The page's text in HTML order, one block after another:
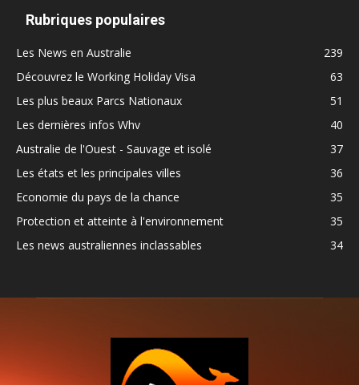
Rubriques populaires
Les News en Australie
239
Découvrez le Working Holiday Visa
63
Les plus beaux Parcs Nationaux
51
Les dernières infos Whv
40
Australie de l'Ouest - Sauvage et isolé
37
Les états et les principales villes
36
Economie du pays de la chance
35
Protection et atteinte à l'environnement
35
Les news australiennes inclassables
34